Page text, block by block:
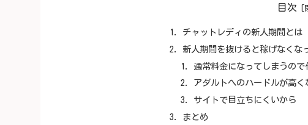
目次
チャットレディの新人期間とは
新人期間を抜けると稼げなくな
通常料金になってしまうの
アダルトへのハードルが高く
サイトで目立ちにくいから
まとめ